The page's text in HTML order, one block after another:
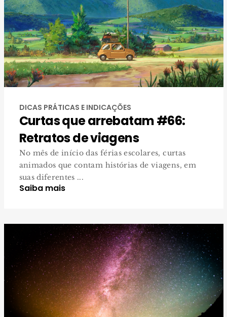
DICAS PRÁTICAS E INDICAÇÕES
Curtas que arrebatam #66:
Retratos de viagens
No mês de início das férias escolares, curtas
animados que contam histórias de viagens, em
suas diferentes ...
Saiba mais